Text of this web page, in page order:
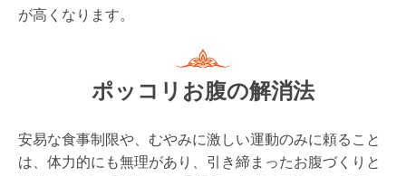
が高くなります。
ポッコリお腹の解消法
安易な食事制限や、むやみに激しい運動のみに頼ること
は、体力的にも無理があり、引き締まったお腹づくりと